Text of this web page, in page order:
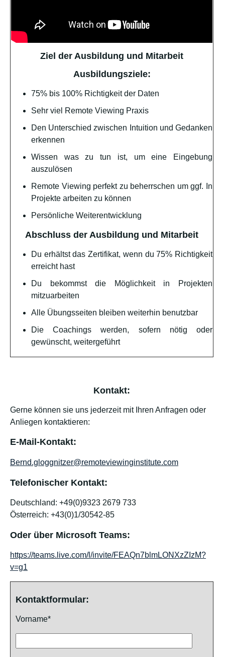
Ziel der Ausbildung und Mitarbeit
Ausbildungsziele:
75% bis 100% Richtigkeit der Daten
Sehr viel Remote Viewing Praxis
Den Unterschied zwischen Intuition und Gedanken
erkennen
Wissen was zu tun ist, um eine Eingebung
auszulösen
Remote Viewing perfekt zu beherrschen um ggf. In
Projekte arbeiten zu können
Persönliche Weiterentwicklung
Abschluss der Ausbildung und Mitarbeit
Du erhältst das Zertifikat, wenn du 75% Richtigkeit
erreicht hast
Du bekommst die Möglichkeit in Projekten
mitzuarbeiten
Alle Übungsseiten bleiben weiterhin benutzbar
Die Coachings werden, sofern nötig oder
gewünscht, weitergeführt
Kontakt:
Gerne können sie uns jederzeit mit Ihren Anfragen oder
Anliegen kontaktieren:
E-Mail-Kontakt:
Bernd.gloggnitzer@remoteviewinginstitute.com
Telefonischer Kontakt:
Deutschland: +49(0)9323 2679 733
Österreich: +43(0)1/30542-85
Oder über Microsoft Teams:
https://teams.live.com/l/invite/FEAQn7blmLONXzZIzM?
v=g1
Kontaktformular:
Vorname*